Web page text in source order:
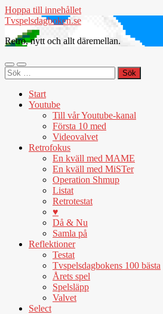
Hoppa till innehållet
Tvspelsdagboken.se
Retro, nytt och allt däremellan.
Slå
på/av
Slå
på/av
Sök
efter:
Start
Youtube
Till vår Youtube-kanal
Första 10 med
Videovalvet
Retrofokus
En kväll med MAME
En kväll med MiSTer
Operation Shmup
Listat
Retrotestat
♥
Då & Nu
Samla på
Reflektioner
Testat
Tvspelsdagbokens 100 bästa
Årets spel
Spelsläpp
Valvet
Select